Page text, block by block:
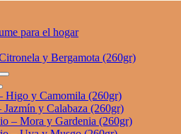
para el hogar
y Bergamota (260gr)
Higo y Camomila (260gr)
Jazmín y Calabaza (260gr)
– Mora y Gardenia (260gr)